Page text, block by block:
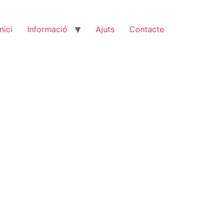
Informació Ajuts Contacte